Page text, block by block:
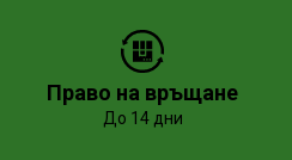
Право на връщане
До 14 дни